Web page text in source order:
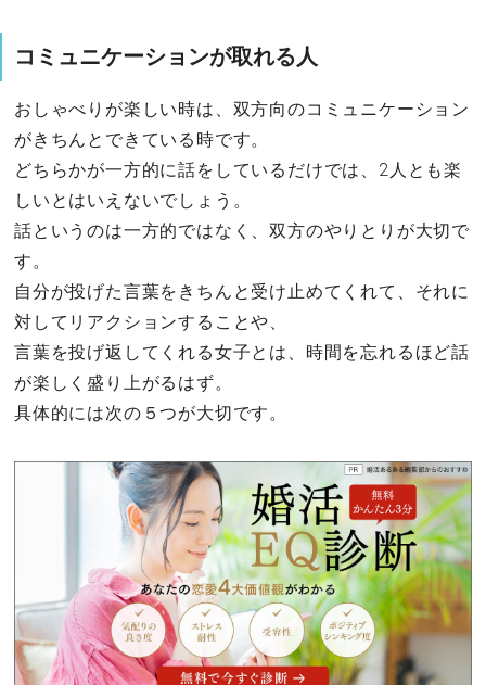
コミュニケーションが取れる人
おしゃべりが楽しい時は、双方向のコミュニケーション
がきちんとできている時です。
どちらかが一方的に話をしているだけでは、2人とも楽
しいとはいえないでしょう。
話というのは一方的ではなく、双方のやりとりが大切で
す。
自分が投げた言葉をきちんと受け止めてくれて、それに
対してリアクションすることや、
言葉を投げ返してくれる女子とは、時間を忘れるほど話
が楽しく盛り上がるはず。
具体的には次の５つが大切です。